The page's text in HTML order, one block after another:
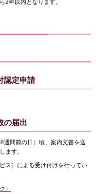
2年以内となります。
認定申請
の届出
週間前の日）頃、案内文書を送
ます。
ス）による受け付けを行ってい
）